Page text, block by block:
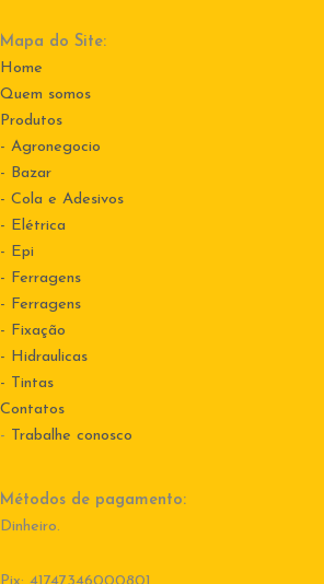
Mapa do Site:
Home
Quem somos
Produtos
- Agronegocio
- Bazar
- Cola e Adesivos
- Elétrica
- Epi
- Ferragens
- Ferragens
- Fixação
- Hidraulicas
- Tintas
Contatos
- Trabalhe conosco
Métodos de pagamento:
Dinheiro.